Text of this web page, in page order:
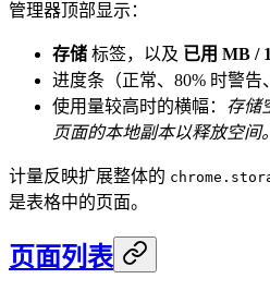
管理器顶部显示：
存储 标签，以及 已用 MB /
进度条（正常、80% 时警告
使用量较高时的横幅： 存储
页面的本地副本以释放空间。
计量反映扩展整体的
是表格中的页面。
页面列表